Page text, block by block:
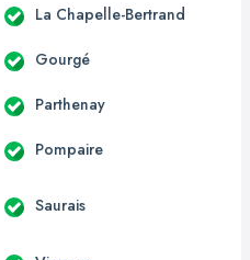
La Chapelle-Bertrand
Gourgé
Parthenay
Pompaire
Saurais